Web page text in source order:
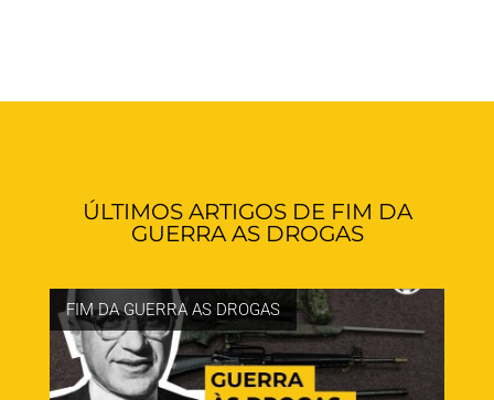
ÚLTIMOS ARTIGOS DE FIM DA
GUERRA AS DROGAS
FIM DA GUERRA AS DROGAS